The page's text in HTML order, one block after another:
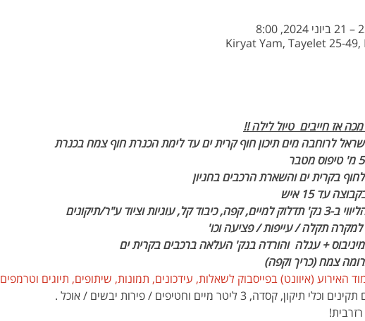
Kiryat Yam, Tayelet 25-
אז חייבים  טיול לילה !!
לרוחבה מים תיכון חוף קרית ים עד לימת הכנרת חוף צמח בכנרת
בקרית ים והשארת הרכבים בחניון
עד 15 איש
וציוד ע"ר/תיקונים
למקרה תקלה / עייפות / פציעה וכו'
+ עגלה  והורדה בנק' העלאה ברכבים בקרית ים
צמח (כריך וקפה)
האירוע (איוונט) בפייסבוק לשאלות, עידכונים, תמונות, שיתופים, תיוגים וטרמפים
3 ליטר מיים וחטיפים / פירות יבשים / אוכל .